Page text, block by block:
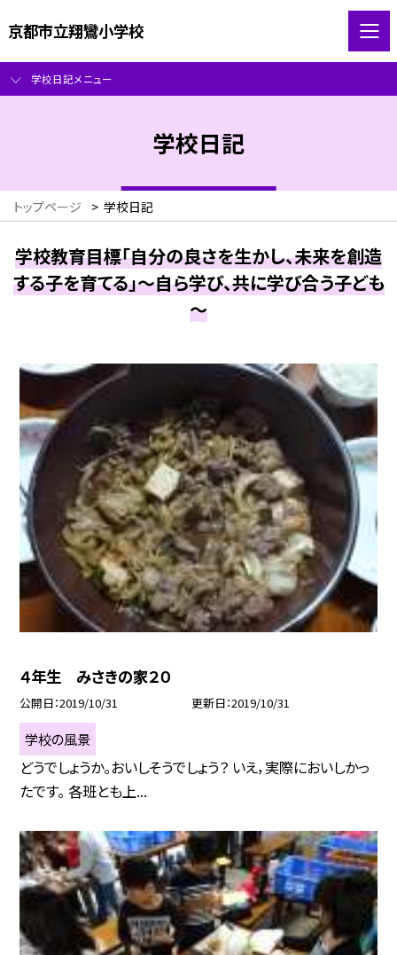
京都市立翔鸞小学校
学校日記メニュー
学校日記
トップページ > 学校日記
学校教育目標「自分の良さを生かし、未来を創造
する子を育てる」～自ら学び、共に学び合う子ども
～
４年生 みさきの家２０
公開日 2019/10/31 更新日 2019/10/31
学校の風景
どうでしょうか。おいしそうでしょう？ いえ，実際においしかっ
たです。 各班とも上...